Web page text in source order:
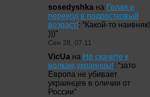
sosedyshka на Голая и
переход в подростковый
возраст!: “Какой-то наивняк!
)))”
Сен 28, 07:11
VicUa на Не скачите к
волкам,украинцы!: “зато
Европа не убивает
украинцев в оличии от
России”